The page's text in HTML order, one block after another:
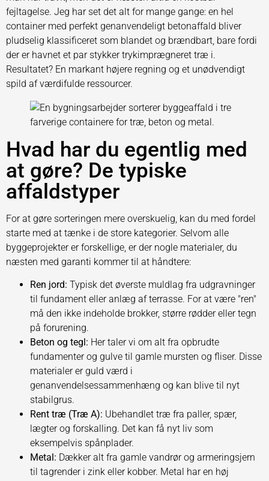
fejltagelse. Jeg har set det alt for mange gange: en hel
container med perfekt genanvendeligt betonaffald bliver
pludselig klassificeret som blandet og brændbart, bare fordi
der er havnet et par stykker trykimprægneret træ i.
Resultatet? En markant højere regning og et unødvendigt
spild af værdifulde ressourcer.
Hvad har du egentlig med
at gøre? De typiske
affaldstyper
For at gøre sorteringen mere overskuelig, kan du med fordel
starte med at tænke i de store kategorier. Selvom alle
byggeprojekter er forskellige, er der nogle materialer, du
næsten med garanti kommer til at håndtere:
Ren jord: Typisk det øverste muldlag fra udgravninger
til fundament eller anlæg af terrasse. For at være "ren"
må den ikke indeholde brokker, større rødder eller tegn
på forurening.
Beton og tegl: Her taler vi om alt fra opbrudte
fundamenter og gulve til gamle mursten og fliser. Disse
materialer er guld værd i
genanvendelsessammenhæng og kan blive til nyt
stabilgrus.
Rent træ (Træ A): Ubehandlet træ fra paller, spær,
lægter og forskalling. Det kan få nyt liv som
eksempelvis spånplader.
Metal: Dækker alt fra gamle vandrør og armeringsjern
til tagrender i zink eller kobber. Metal har en høj